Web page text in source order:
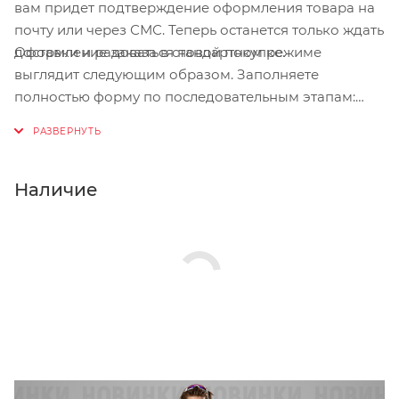
вам придет подтверждение оформления товара на
почту или через СМС. Теперь останется только ждать
доставки и радоваться новой покупке.
Оформление заказа в стандартном режиме
выглядит следующим образом. Заполняете
полностью форму по последовательным этапам:
Нажмите кнопку «Оформить заказ».
Наличие